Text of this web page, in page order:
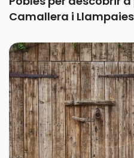
Camallera i Llampaies